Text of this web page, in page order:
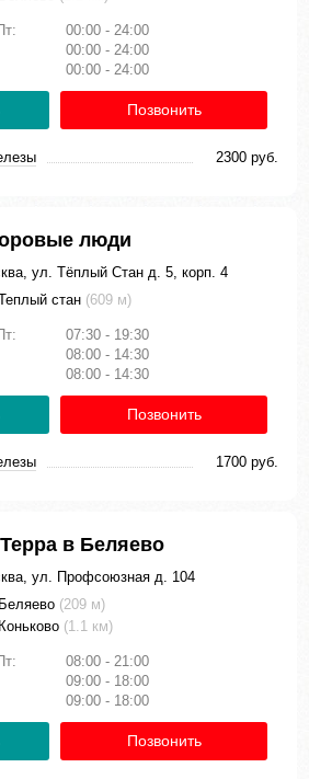
00:00 - 24:00
00:00 - 24:00
00:00 - 24:00
Позвонить
2300 руб.
люди
ул. Тёплый Стан д. 5, корп. 4
стан (609 м)
07:30 - 19:30
08:00 - 14:30
08:00 - 14:30
Позвонить
1700 руб.
в Беляево
ул. Профсоюзная д. 104
Беляево (209 м)
Коньково (1.1 км)
08:00 - 21:00
09:00 - 18:00
09:00 - 18:00
Позвонить